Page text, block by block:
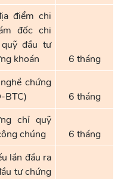
điểm chi
đốc chi
đầu tư
khoán
6 tháng
chứng
BTC)
6 tháng
chỉ quỹ
chúng
6 tháng
lần đầu ra
tư chứng